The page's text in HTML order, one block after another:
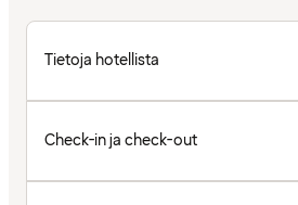
Tietoja hotellista
Check-in ja check-out